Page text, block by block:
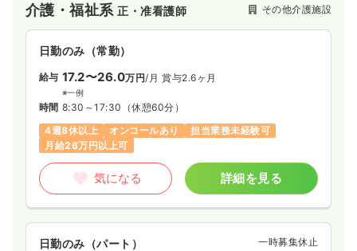
介護・福祉系正・准看護師 その他介護施設
日勤のみ（常勤）
給与 17.2〜26.0万円/月 賞与2.6ヶ月
※一例
時間 8:30～17:30 （休憩60分）
4週8休以上
オンコールあり
担当業務未経験可
月給26万円以上可
気になる 詳細を見る
日勤のみ（パート） 一時募集休止